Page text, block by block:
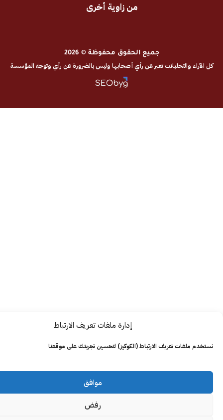
إدارة ملفات تعريف الارتباط
تعريف الارتباط (الكوكيز) لتحسين تجربتك على موقعنا
من زاوية أخرى
جميع الحقوق محفوظة © 2026
تعبر عن رأي أصحابها وليس بالضرورة عن رأي وتوجه المؤسسة